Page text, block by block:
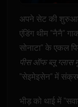
अपने सेट की
एंडिंग थीम "नैनै"
सोनाटा" के एकल
पीस ऑफ ब्लू ग्लास
"सेइमेइसेन" में
भीड़ को थाई में